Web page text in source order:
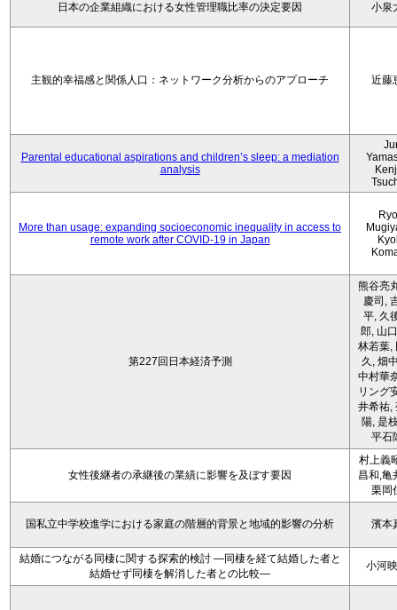
日本の企業組織における女性管理職比率の決定要因 小泉
主観的幸福感と関係人口：ネットワーク分析からのアプローチ 近藤
Parental educational aspirations and children’s sleep: a mediation
analysis
More than usage: expanding socioeconomic inequality in access to
remote work after COVID-19 in Japan
第227回日本経済予測
熊谷亮
慶司,
平, 久
郎, 山
林若葉,
久, 畑
中村華
リング
井希祐,
陽, 是
平石
女性後継者の承継後の業績に影響を及ぼす要因
村上義
昌和,亀
栗岡
国私立中学校進学における家庭の階層的背景と地域的影響の分析 濱本
結婚につながる同棲に関する探索的検討 ―同棲を経て結婚した者と
結婚せず同棲を解消した者との比較―
小河